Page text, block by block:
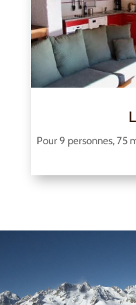
Pour 9 personnes, 75